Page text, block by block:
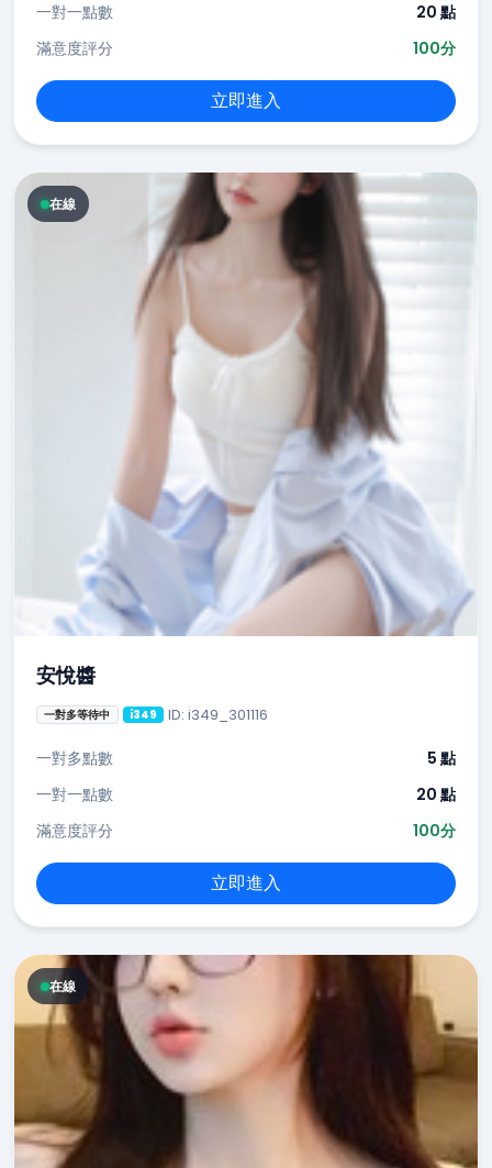
一對一點數
20 點
滿意度評分
100分
立即進入
在線
安悅醬
一對多等待中 i349 ID: i349_301116
一對多點數
5 點
一對一點數
20 點
滿意度評分
100分
立即進入
在線